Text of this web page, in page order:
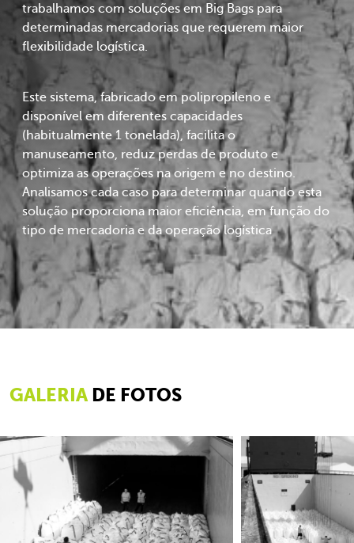
trabalhamos com soluções em Big Bags para
determinadas mercadorias que requerem maior
flexibilidade logística.
Este sistema, fabricado em polipropileno e
disponível em diferentes capacidades
(habitualmente 1 tonelada), facilita o
manuseamento, reduz perdas de produto e
optimiza as operações na origem e no destino.
Analisamos cada caso para determinar quando esta
solução proporciona maior eficiência, em função do
tipo de mercadoria e da operação logística
GALERIA DE FOTOS